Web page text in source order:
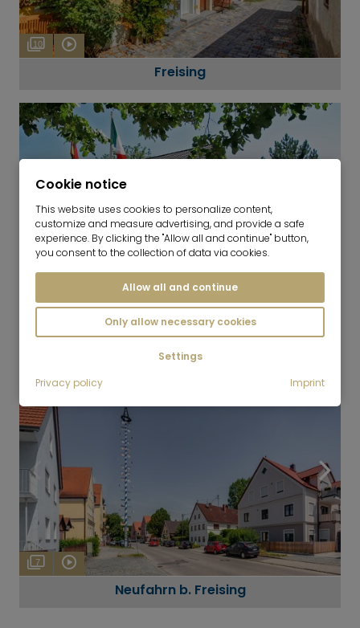
10
Freising
2
Hallbergmoos
7
Neufahrn b. Freising
Cookie notice
This website uses cookies to personalize content,
customize and measure advertising, and provide a safe
experience. By clicking the "Allow all and continue" button,
you consent to the collection of data via cookies.
Allow all and continue
Only allow necessary cookies
Settings
Privacy policy
Imprint